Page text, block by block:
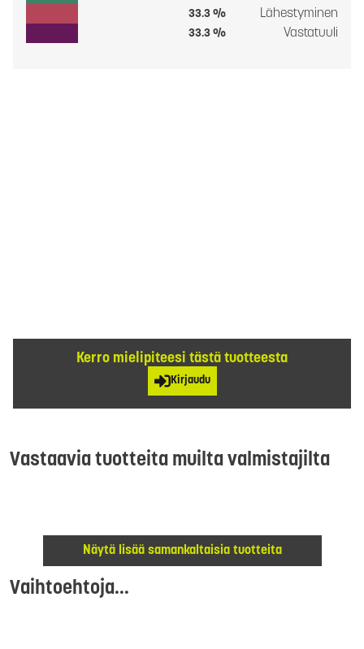
33.3 % Lähestyminen
33.3 % Vastatuuli
Kerro mielipiteesi tästä tuotteesta
Kirjaudu
Vastaavia tuotteita muilta valmistajilta
Näytä lisää samankaltaisia tuotteita
Vaihtoehtoja...